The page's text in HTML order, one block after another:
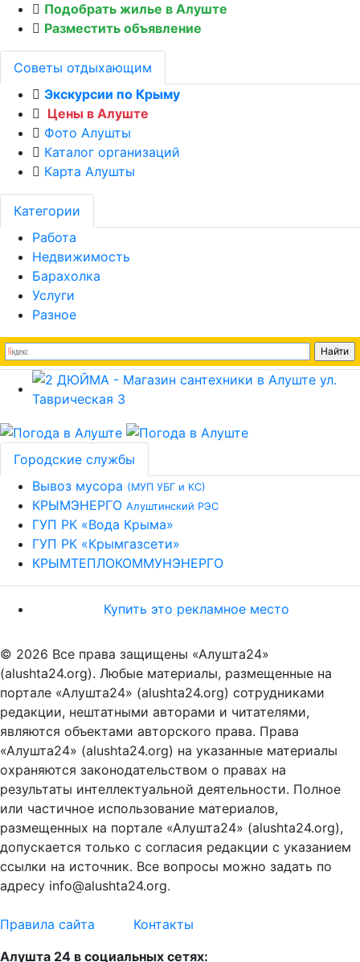
Подобрать жилье в Алуште
Разместить объявление
Советы отдыхающим
Экскурсии по Крыму
Цены в Алуште
Фото Алушты
Каталог организаций
Карта Алушты
Категории
Работа
Недвижимость
Барахолка
Услуги
Разное
Городские службы
Вывоз мусора (МУП УБГ и КС)
КРЫМЭНЕРГО Алуштинский РЭС
ГУП РК «Вода Крыма»
ГУП РК «Крымгазсети»
КРЫМТЕПЛОКОММУНЭНЕРГО
Купить это рекламное место
© 2026 Все права защищены «Алушта24»
(alushta24.org). Любые материалы, размещенные на
портале «Алушта24» (alushta24.org) сотрудниками
редакции, нештатными авторами и читателями,
являются объектами авторского права. Права
«Алушта24» (alushta24.org) на указанные материалы
охраняются законодательством о правах на
результаты интеллектуальной деятельности. Полное
или частичное использование материалов,
размещенных на портале «Алушта24» (alushta24.org),
допускается только с согласия редакции с указанием
ссылки на источник. Все вопросы можно задать по
адресу info@alushta24.org.
Правила сайта
Контакты
Алушта 24 в социальных сетях: